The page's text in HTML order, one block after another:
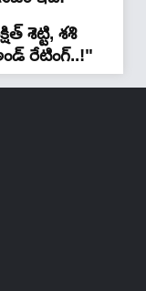
శెట్టి, శశి
రేటింగ్‌..!"